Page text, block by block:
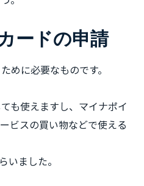
ードの申請
めに必要なものです。
も使えますし、マイナポイ
ビスの買い物などで使える
いました。